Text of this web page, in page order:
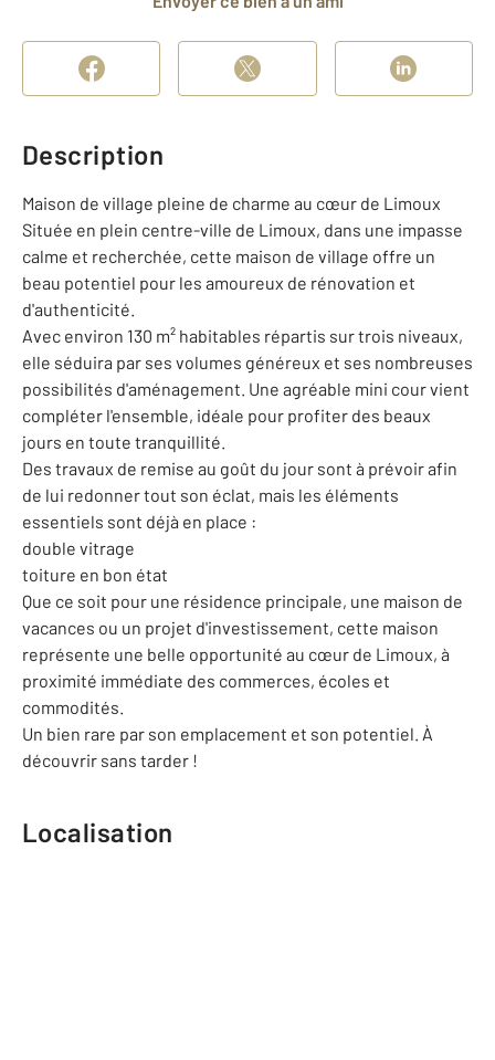
Description
Maison de village pleine de charme au cœur de Limoux
Située en plein centre-ville de Limoux, dans une impasse
calme et recherchée, cette maison de village offre un
beau potentiel pour les amoureux de rénovation et
d'authenticité.
Avec environ 130 m² habitables répartis sur trois niveaux,
elle séduira par ses volumes généreux et ses nombreuses
possibilités d'aménagement. Une agréable mini cour vient
compléter l'ensemble, idéale pour profiter des beaux
jours en toute tranquillité.
Des travaux de remise au goût du jour sont à prévoir afin
de lui redonner tout son éclat, mais les éléments
essentiels sont déjà en place :
double vitrage
toiture en bon état
Que ce soit pour une résidence principale, une maison de
vacances ou un projet d'investissement, cette maison
représente une belle opportunité au cœur de Limoux, à
proximité immédiate des commerces, écoles et
commodités.
Un bien rare par son emplacement et son potentiel. À
découvrir sans tarder !
Localisation